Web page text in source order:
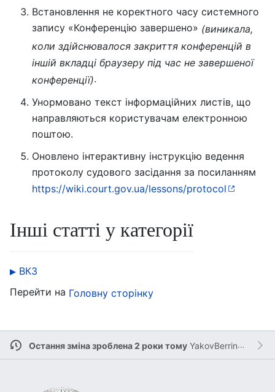
Встановлення не коректного часу системного
запису «Конференцію завершено» (виникала,
коли здійснювалося закриття конференцій в
іншій вкладці браузеру під час не завершеної
конференції).
Унормовано текст інформаційних листів, що
направляються користувачам електронною
поштою.
Оновлено інтерактивну інструкцію ведення
протоколу судового засідання за посиланням
https://wiki.court.gov.ua/lessons/protocol
Інші статті у категорії
ВКЗ
Перейти на Головну сторінку
Остання зміна зроблена 2 роки тому YakovBerringer